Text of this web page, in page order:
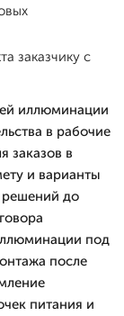
заказчику с
иллюминации
в рабочие
заказов в
и варианты
решений до
под
после
питания и